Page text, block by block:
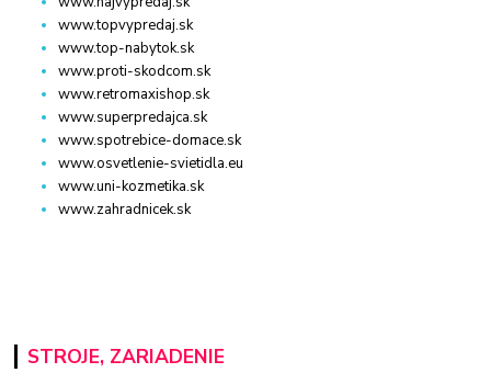
www.topvypredaj.sk
www.top-nabytok.sk
www.proti-skodcom.sk
www.retromaxishop.sk
www.superpredajca.sk
www.spotrebice-domace.sk
www.osvetlenie-svietidla.eu
www.uni-kozmetika.sk
www.zahradnicek.sk
STROJE, ZARIADENIE